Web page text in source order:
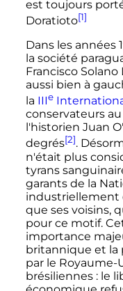
est toujours
Doratioto[1]
Dans les années
la société
Francisco
aussi bien à
la IIIe
conservateurs
l'historien Juan
degrés[2].
n'était plus
tyrans
garants de la
industriellement
que ses voisins,
pour ce motif.
importance
britannique et la
par le
brésiliennes : le